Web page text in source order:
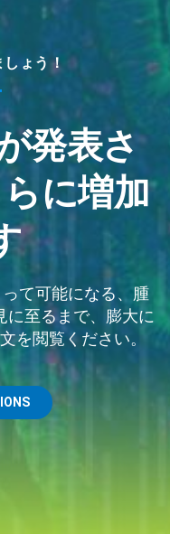
ょう！
発表さ
に増加
て可能になる、腫
に至るまで、膨大に
を閲覧ください。